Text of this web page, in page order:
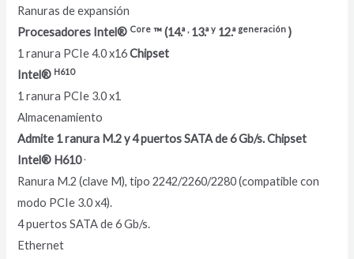
Ranuras de expansión
Procesadores Intel® Core ™ (14.ª,13.ªy 12.ªgeneración )
1 ranura PCIe 4.0 x16Chipset
Intel® H610
1 ranura PCIe 3.0 x1
Almacenamiento
Admite 1 ranura M.2 y 4 puertos SATA de 6 Gb/s. Chipset
Intel® H610.
Ranura M.2 (clave M), tipo 2242/2260/2280 (compatible con
modo PCIe 3.0 x4).
4 puertos SATA de 6 Gb/s.
Ethernet